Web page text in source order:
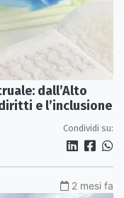
dall’Alto
e l’inclusione
Condividi su:
2 mesi fa